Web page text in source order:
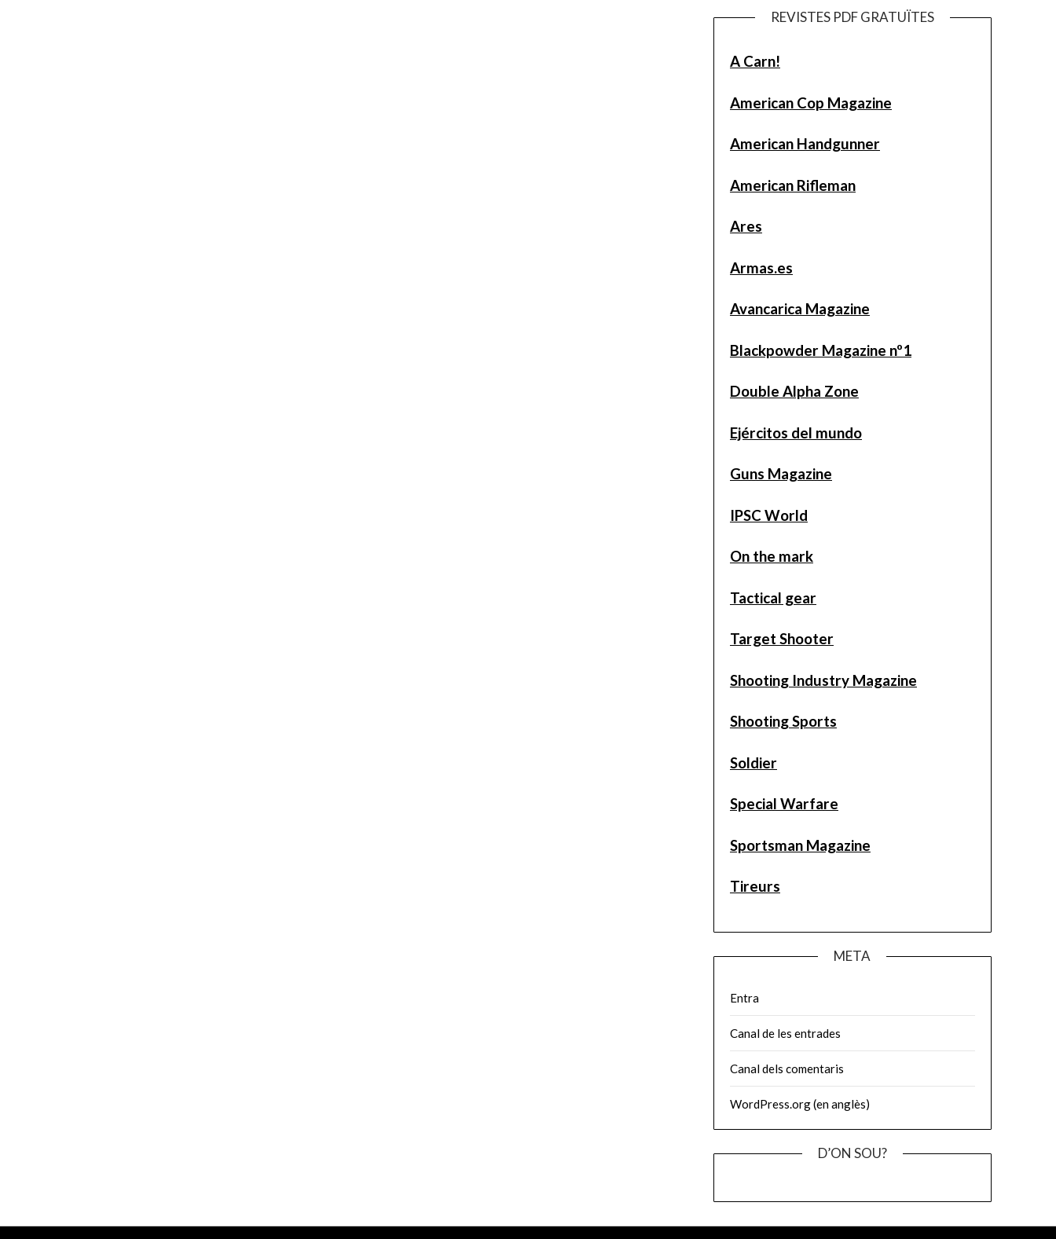
REVISTES PDF GRATUÏTES
A Carn!
American Cop Magazine
American Handgunner
American Rifleman
Ares
Armas.es
Avancarica Magazine
Blackpowder Magazine nº1
Double Alpha Zone
Ejércitos del mundo
Guns Magazine
IPSC World
On the mark
Tactical gear
Target Shooter
Shooting Industry Magazine
Shooting Sports
Soldier
Special Warfare
Sportsman Magazine
Tireurs
META
Entra
Canal de les entrades
Canal dels comentaris
WordPress.org (en anglès)
D’ON SOU?